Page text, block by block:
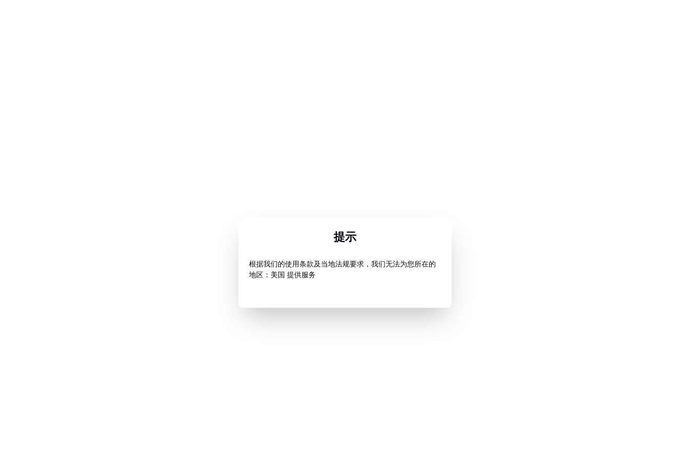
提示
根据我们的使用条款及当地法规要求，我们无法为您所在的
地区：美国 提供服务